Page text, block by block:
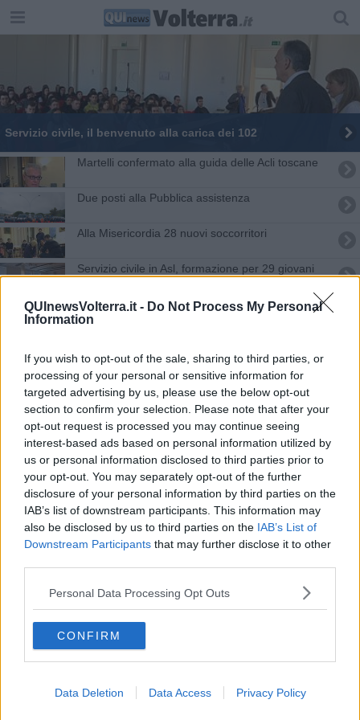
QUInewsVolterra.it - Do Not Process My Personal
Information
If you wish to opt-out of the sale, sharing to third parties, or
processing of your personal or sensitive information for
targeted advertising by us, please use the below opt-out
section to confirm your selection. Please note that after your
opt-out request is processed you may continue seeing
interest-based ads based on personal information utilized by
us or personal information disclosed to third parties prior to
your opt-out. You may separately opt-out of the further
disclosure of your personal information by third parties on the
IAB’s list of downstream participants. This information may
also be disclosed by us to third parties on the IAB’s List of
Downstream Participants that may further disclose it to other
Personal Data Processing Opt Outs
CONFIRM
Data Deletion Data Access Privacy Policy
Servizio civile, il benvenuto alla carica dei 102
Martelli confermato alla guida delle Acli toscane
Due posti alla Pubblica assistenza
Alla Misericordia 28 nuovi soccorritori
Servizio civile in Asl, formazione per 29 giovani
Servizio civile, ultima settimana per candidarsi
Oltre ottanta assunti negli ultimi venti mesi
Servizio civile: domande al centro per l'impiego
Carneglia e Giustarini al timone della sanità
Servizio civile: due posti alla Misericordia
Servizio civile alla Asl, 102 posti disponibili
Servizio civile, Riparbella cerca un volontario
Benotto celebra la Virgo Fidelis
​Servizio civile, tutti ai nastri di partenza
Servizio civile, ultimi giorni per candidarsi